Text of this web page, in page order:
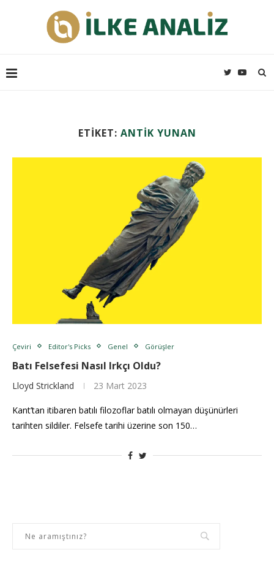
ETIKET: ANTIK YUNAN
Çeviri Editor's Picks Genel Görüşler
Batı Felsefesi Nasıl Irkçı Oldu?
Lloyd Strickland 23 Mart 2023
Kant’tan itibaren batılı filozoflar batılı olmayan düşünürleri
tarihten sildiler. Felsefe tarihi üzerine son 150…